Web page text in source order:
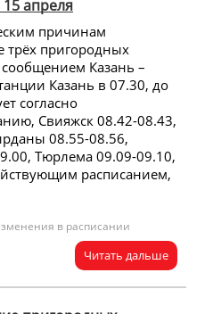
апреля
причинам
трёх пригородных
Казань –
Казань в 07.30, до
согласно
Свияжск 08.42-08.43,
08.55-08.56,
Тюрлема 09.09-09.10,
расписанием,
в расписании
Читать дальше